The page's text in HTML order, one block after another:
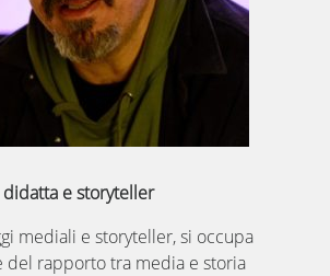
e storyteller
mediali e storyteller, si occupa
del rapporto tra media e storia